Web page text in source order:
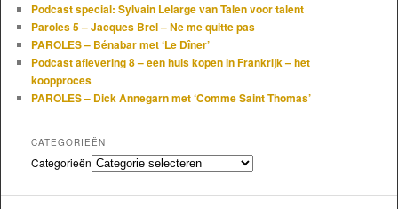
Podcast special: Sylvain Lelarge van Talen voor talent
Paroles 5 – Jacques Brel – Ne me quitte pas
PAROLES – Bénabar met ‘Le Dîner’
Podcast aflevering 8 – een huis kopen in Frankrijk – het
koopproces
PAROLES – Dick Annegarn met ‘Comme Saint Thomas’
CATEGORIEËN
Categorieën